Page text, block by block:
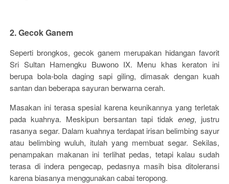
2. Gecok Ganem
Seperti brongkos, gecok ganem merupakan hidangan favorit
Sri Sultan Hamengku Buwono IX. Menu khas keraton ini
berupa bola-bola daging sapi giling, dimasak dengan kuah
santan dan beberapa sayuran berwarna cerah.
Masakan ini terasa spesial karena keunikannya yang terletak
pada kuahnya. Meskipun bersantan tapi tidak eneg, justru
rasanya segar. Dalam kuahnya terdapat irisan belimbing sayur
atau belimbing wuluh, itulah yang membuat segar. Sekilas,
penampakan makanan ini terlihat pedas, tetapi kalau sudah
terasa di indera pengecap, pedasnya masih bisa ditoleransi
karena biasanya menggunakan cabai teropong.